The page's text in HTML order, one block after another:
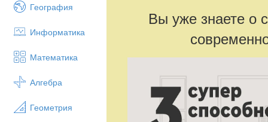
География
Информатика
Математика
Алгебра
Геометрия
Вы уже знаете о